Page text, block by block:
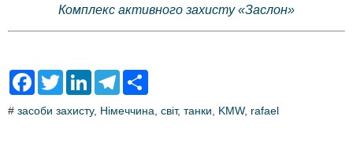
Комплекс активного захисту «Заслон»
F
e
T
t
L
k
T
e
r
# засоби захисту, Німеччина світ, танки KMW, rafael